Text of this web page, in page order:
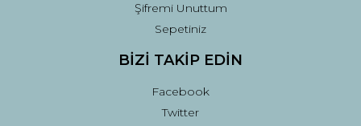
Şifremi Unuttum
Sepetiniz
BİZİ TAKİP EDİN
Facebook
Twitter